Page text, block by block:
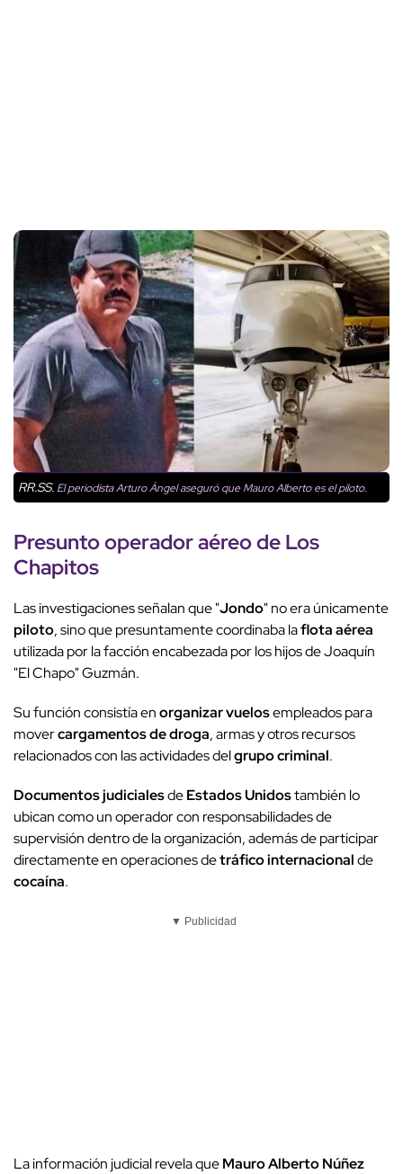
RR.SS. El periodista Arturo Ángel aseguró que Mauro Alberto es el piloto.
Presunto operador aéreo deLos
Chapitos
Las investigaciones señalan que "Jondo" no era únicamente
piloto, sino que presuntamente coordinaba laflota aérea
utilizada por la facción encabezada por los hijos de Joaquín
"El Chapo" Guzmán.
Su función consistía enorganizar vuelosempleados para
movercargamentos de droga, armas y otros recursos
relacionados con las actividades delgrupo criminal.
Documentos judicialesdeEstados Unidostambién lo
ubican como un operador con responsabilidades de
supervisión dentro de la organización, además de participar
directamente en operaciones detráfico internacionalde
cocaína.
▼ Publicidad
La información judicial revela queMauro Alberto Núñez